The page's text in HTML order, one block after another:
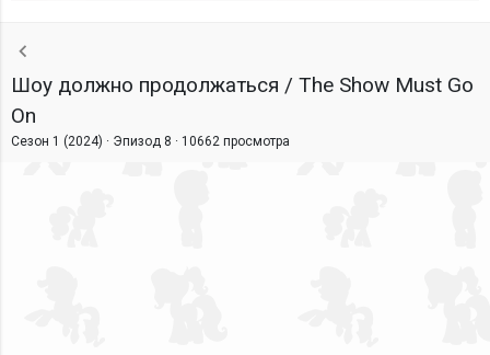
Шоу должно продолжаться / The Show Must Go
On
Сезон 1 (2024) · Эпизод 8 · 10662 просмотра